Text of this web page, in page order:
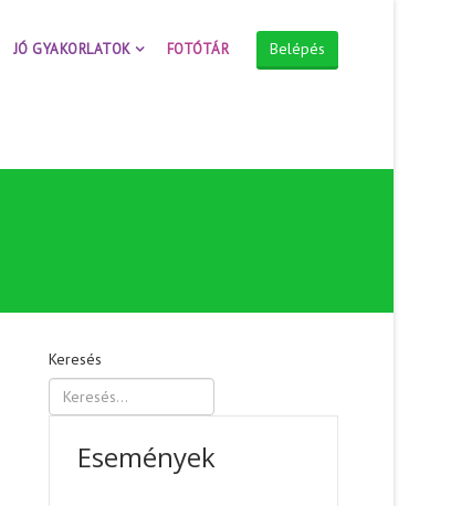
Belépés
JÓ GYAKORLATOK FOTÓTÁR
Keresés
Események